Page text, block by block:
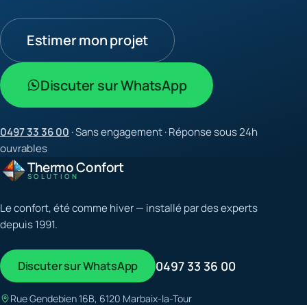
Estimer mon projet
Discuter sur WhatsApp
0497 33 36 00 · Sans engagement · Réponse sous 24h
ouvrables
Thermo Confort
SOLUTION
Le confort, été comme hiver — installé par des experts
depuis 1991.
Discuter sur WhatsApp 0497 33 36 00
Rue Gendebien 16B, 6120 Marbaix-la-Tour